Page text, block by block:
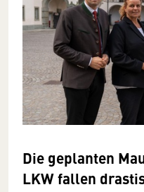
Die geplanten
LKW fallen